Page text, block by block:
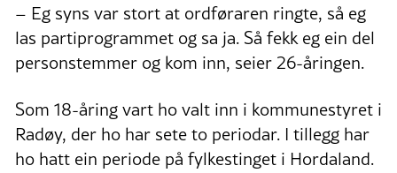
– Eg syns var stort at ordføraren ringte, så eg
las partiprogrammet og sa ja. Så fekk eg ein del
personstemmer og kom inn, seier 26-åringen.
Som 18-åring vart ho valt inn i kommunestyret i
Radøy, der ho har sete to periodar. I tillegg har
ho hatt ein periode på fylkestinget i Hordaland.